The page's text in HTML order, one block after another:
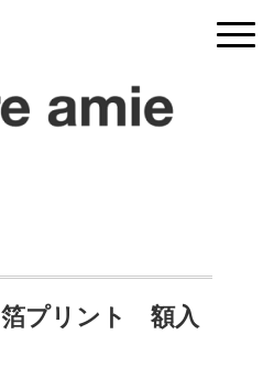
プリント 額入